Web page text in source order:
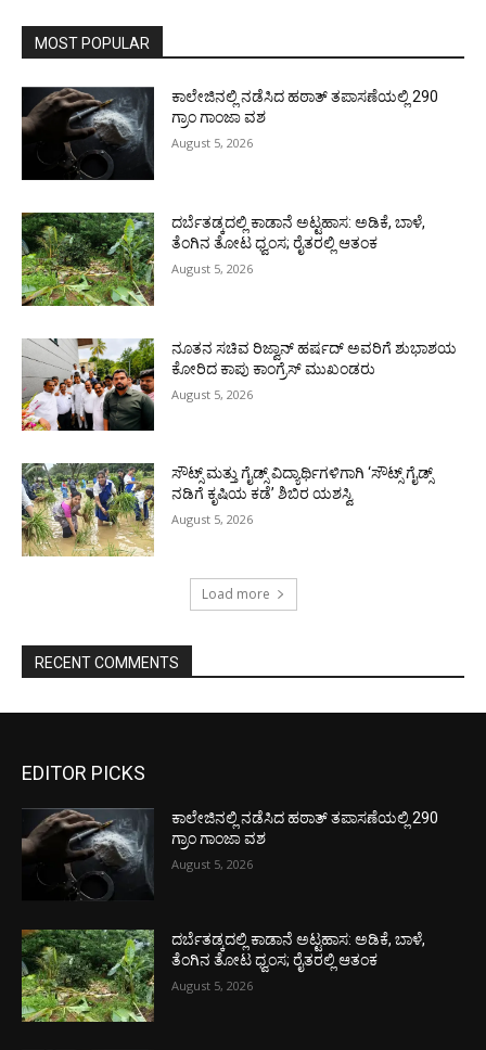
MOST POPULAR
ಕಾಲೇಜಿನಲ್ಲಿ ನಡೆಸಿದ ಹಠಾತ್ ತಪಾಸಣೆಯಲ್ಲಿ 290
ಗ್ರಾಂ ಗಾಂಜಾ ವಶ
August 5, 2026
ದರ್ಬೆತಡ್ಕದಲ್ಲಿ ಕಾಡಾನೆ ಅಟ್ಟಹಾಸ: ಅಡಿಕೆ, ಬಾಳೆ,
ತೆಂಗಿನ ತೋಟ ಧ್ವಂಸ; ರೈತರಲ್ಲಿ ಆತಂಕ
August 5, 2026
ನೂತನ ಸಚಿವ ರಿಜ್ವಾನ್ ಹರ್ಷದ್ ಅವರಿಗೆ ಶುಭಾಶಯ
ಕೋರಿದ ಕಾಪು ಕಾಂಗ್ರೆಸ್ ಮುಖಂಡರು
August 5, 2026
ಸೌಟ್ಸ್ ಮತ್ತು ಗೈಡ್ಸ್ ವಿದ್ಯಾರ್ಥಿಗಳಿಗಾಗಿ ‘ಸೌಟ್ಸ್ ಗೈಡ್ಸ್
ನಡಿಗೆ ಕೃಷಿಯ ಕಡೆ’ ಶಿಬಿರ ಯಶಸ್ವಿ
August 5, 2026
Load more
RECENT COMMENTS
EDITOR PICKS
ಕಾಲೇಜಿನಲ್ಲಿ ನಡೆಸಿದ ಹಠಾತ್ ತಪಾಸಣೆಯಲ್ಲಿ 290
ಗ್ರಾಂ ಗಾಂಜಾ ವಶ
August 5, 2026
ದರ್ಬೆತಡ್ಕದಲ್ಲಿ ಕಾಡಾನೆ ಅಟ್ಟಹಾಸ: ಅಡಿಕೆ, ಬಾಳೆ,
ತೆಂಗಿನ ತೋಟ ಧ್ವಂಸ; ರೈತರಲ್ಲಿ ಆತಂಕ
August 5, 2026